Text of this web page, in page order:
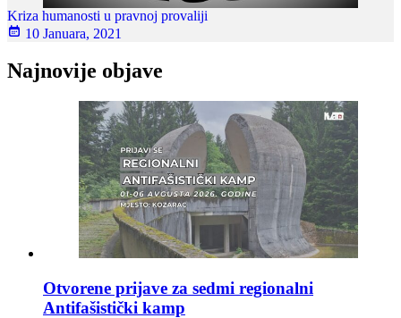
Kriza humanosti u pravnoj provaliji
10 Januara, 2021
Najnovije objave
Otvorene prijave za sedmi regionalni
Antifašistički kamp